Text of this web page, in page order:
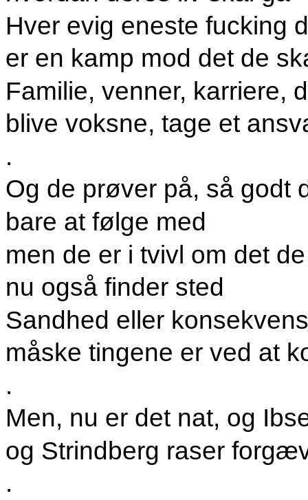
Hver evig eneste fucking
er en kamp mod det de
Familie, venner, karriere,
blive voksne, tage et
.
Og de prøver på, så godt
bare at følge med
men de er i tvivl om det
nu også finder sted
Sandhed eller
måske tingene er ved at
.
Men, nu er det nat, og
og Strindberg raser
.